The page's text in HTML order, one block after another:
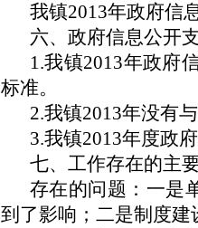
我镇2013年政府信
六、政府信息公开
1.我镇2013年政府
标准。
2.我镇2013年没有
3.我镇2013年度政
七、工作存在的主
存在的问题：一是
到了影响；二是制度建